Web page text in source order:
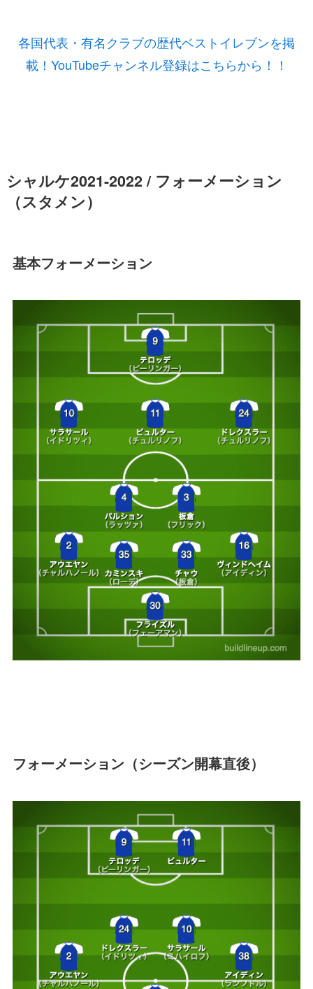
各国代表・有名クラブの歴代ベストイレブンを掲
載！YouTubeチャンネル登録はこちらから！！
シャルケ2021-2022 / フォーメーション
（スタメン）
基本フォーメーション
フォーメーション（シーズン開幕直後）